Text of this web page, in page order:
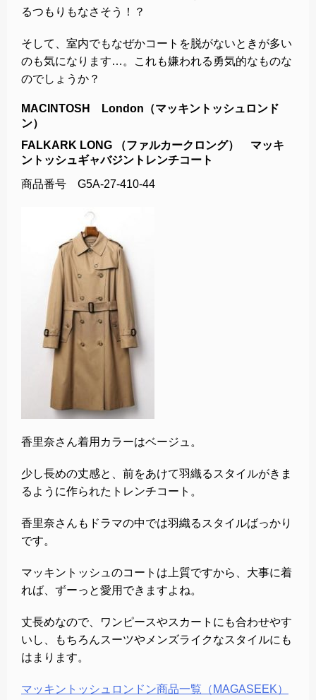
るつもりもなさそう！？
そして、室内でもなぜかコートを脱がないときが多い
のも気になります…。これも嫌われる勇気的なものな
のでしょうか？
MACINTOSH London（マッキントッシュロンド
ン）
FALKARK LONG （ファルカークロング） マッキ
ントッシュギャバジントレンチコート
商品番号 G5A-27-410-44
香里奈さん着用カラーはベージュ。
少し長めの丈感と、前をあけて羽織るスタイルがきま
るように作られたトレンチコート。
香里奈さんもドラマの中では羽織るスタイルばっかり
です。
マッキントッシュのコートは上質ですから、大事に着
れば、ずーっと愛用できますよね。
丈長めなので、ワンピースやスカートにも合わせやす
いし、もちろんスーツやメンズライクなスタイルにも
はまります。
マッキントッシュロンドン商品一覧（MAGASEEK）